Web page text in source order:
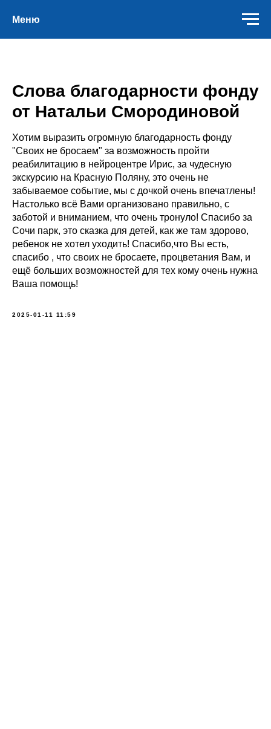
Меню
Слова благодарности фонду
от Натальи Смородиновой
Хотим выразить огромную благодарность фонду
"Своих не бросаем" за возможность пройти
реабилитацию в нейроцентре Ирис, за чудесную
экскурсию на Красную Поляну, это очень не
забываемое событие, мы с дочкой очень впечатлены!
Настолько всё Вами организовано правильно, с
заботой и вниманием, что очень тронуло! Спасибо за
Сочи парк, это сказка для детей, как же там здорово,
ребенок не хотел уходить! Спасибо,что Вы есть,
спасибо , что своих не бросаете, процветания Вам, и
ещё больших возможностей для тех кому очень нужна
Ваша помощь!
2025-01-11 11:59